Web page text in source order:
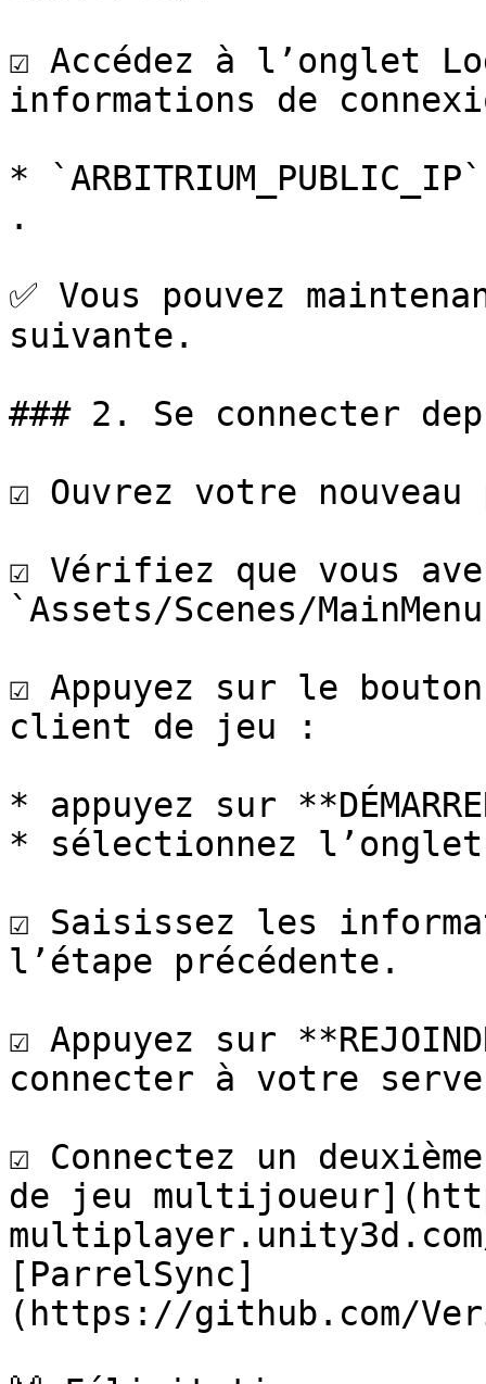
☑️ Accédez à l’onglet
informations de
*
.
✅ Vous pouvez
suivante.
### 2. Se connecter
☑️ Ouvrez votre
☑️ Vérifiez que vous
`Assets/Scenes/
☑️ Appuyez sur le
client de jeu :
* appuyez sur
* sélectionnez l’onglet
☑️ Saisissez les
l’étape précédente.
☑️ Appuyez sur
connecter à votre
☑️ Connectez un
de jeu
[ParrelSync]
(https://github.com/